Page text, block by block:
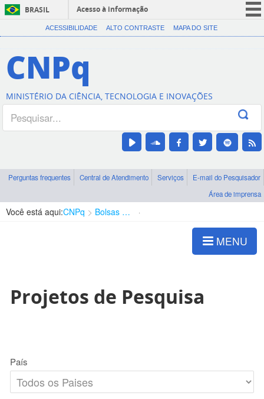
BRASIL
Acesso à informação
CORONAVÍRUS (COVID-19)
Canais
ACESSIBILIDADE ALTO CONTRASTE MAPA DO SITE
CNPq
MINISTÉRIO DA CIÊNCIA, TECNOLOGIA E INOVAÇÕES
Perguntas frequentes Central de Atendimento Serviços
E-mail do Pesquisador
Área de imprensa
Você está aqui:CNPq Bolsas e Auxílios Vigentes
MENU
Projetos de Pesquisa
País